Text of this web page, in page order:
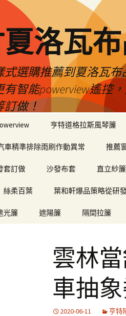
洛瓦
選購推薦到夏洛瓦布
智能powerview遙控
做！
亨特道格拉斯風琴簾
車精準排除雨刷作動異常 推薦
套訂做 沙發布套 直立紗簾
絲柔百葉 葉和軒爆品策略從研
光簾 遮陽簾 隔間拉簾
雲林
車抽
2020-06-11 亨特